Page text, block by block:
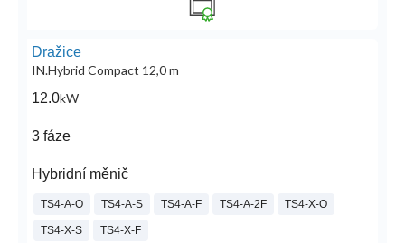
Dražice
IN.Hybrid Compact 12,0 m
12.0kW
3 fáze
Hybridní měnič
TS4-A-O TS4-A-S TS4-A-F TS4-A-2F TS4-X-O
TS4-X-S TS4-X-F